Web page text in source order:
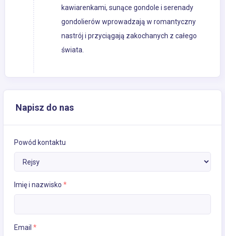
kawiarenkami, sunące gondole i serenady
gondolierów wprowadzają w romantyczny
nastrój i przyciągają zakochanych z całego
świata.
Napisz do nas
Powód kontaktu
Imię i nazwisko *
Email *